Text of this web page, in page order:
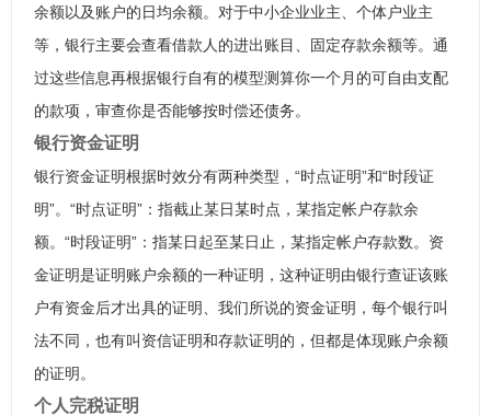
余额以及账户的日均余额。对于中小企业业主、个体户业主
等，银行主要会查看借款人的进出账目、固定存款余额等。通
过这些信息再根据银行自有的模型测算你一个月的可自由支配
的款项，审查你是否能够按时偿还债务。
银行资金证明
银行资金证明根据时效分有两种类型，“时点证明”和“时段证
明”。“时点证明”：指截止某日某时点，某指定帐户存款余
额。“时段证明”：指某日起至某日止，某指定帐户存款数。资
金证明是证明账户余额的一种证明，这种证明由银行查证该账
户有资金后才出具的证明、我们所说的资金证明，每个银行叫
法不同，也有叫资信证明和存款证明的，但都是体现账户余额
的证明。
个人完税证明